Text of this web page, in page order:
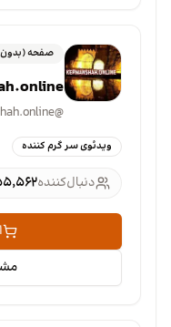
صفحه
@
ویدئوی سر گرم کننده
دنبال‌کننده